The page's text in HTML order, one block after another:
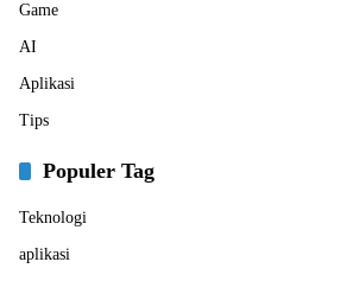
Game
AI
Aplikasi
Tips
Populer Tag
Teknologi
aplikasi